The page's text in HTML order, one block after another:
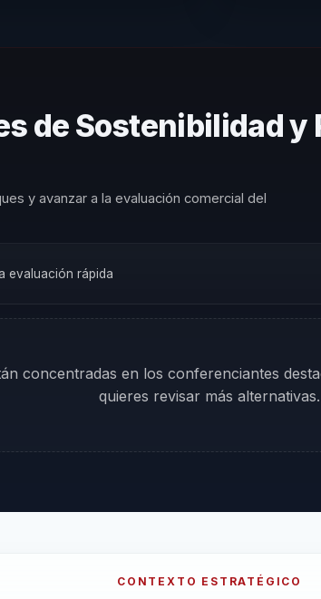
de Sostenibilidad y
y avanzar a la evaluación comercial del
evaluación rápida
concentradas en los conferenciantes
quieres revisar más alternativas.
CONTEXTO ESTRATÉGICO